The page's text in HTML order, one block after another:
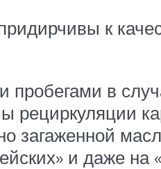
к
в
рециркуляции
загаженной
и даже на